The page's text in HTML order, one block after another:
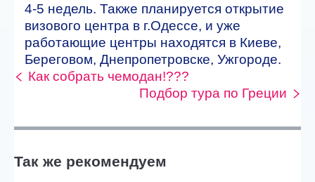
4-5 недель. Также планируется открытие
визового центра в г.Одессе, и уже
работающие центры находятся в Киеве,
Береговом, Днепропетровске, Ужгороде.
Как собрать чемодан!???
Подбор тура по Греции
Так же рекомендуем